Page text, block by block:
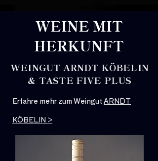
WEINE MIT
HERKUNFT
WEINGUT ARNDT KÖBELIN
& TASTE FIVE PLUS
Erfahre mehr zum Weingut ARNDT
KÖBELIN​ >